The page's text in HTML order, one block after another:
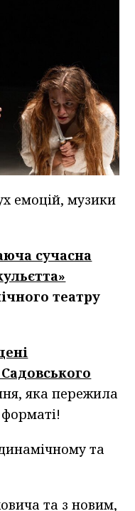
емоцій, музики
сучасна
театру
яка пережила
та
та з новим,